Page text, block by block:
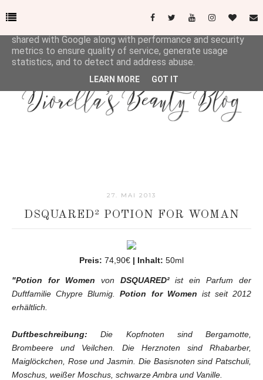
27. MAI 2013
DSQUARED² POTION FOR WOMAN
Preis: 74,90€ | Inhalt: 50ml
"Potion for Women von DSQUARED²ist ein Parfum der
Duftfamilie Chypre Blumig.Potion for Women ist seit 2012
erhältlich.
Duftbeschreibung:Die Kopfnoten sind Bergamotte,
Brombeere und Veilchen. Die Herznoten sind Rhabarber,
Maiglöckchen, Rose und Jasmin. Die Basisnoten sind Patschuli,
Moschus, weißer Moschus, schwarze Ambra und Vanille.
This site uses cookies from Google to deliver its services
shared with Google along with performance and security
metrics to ensure quality of service, generate usage
statistics, and to detect and address abuse.
LEARN MORE GOT IT